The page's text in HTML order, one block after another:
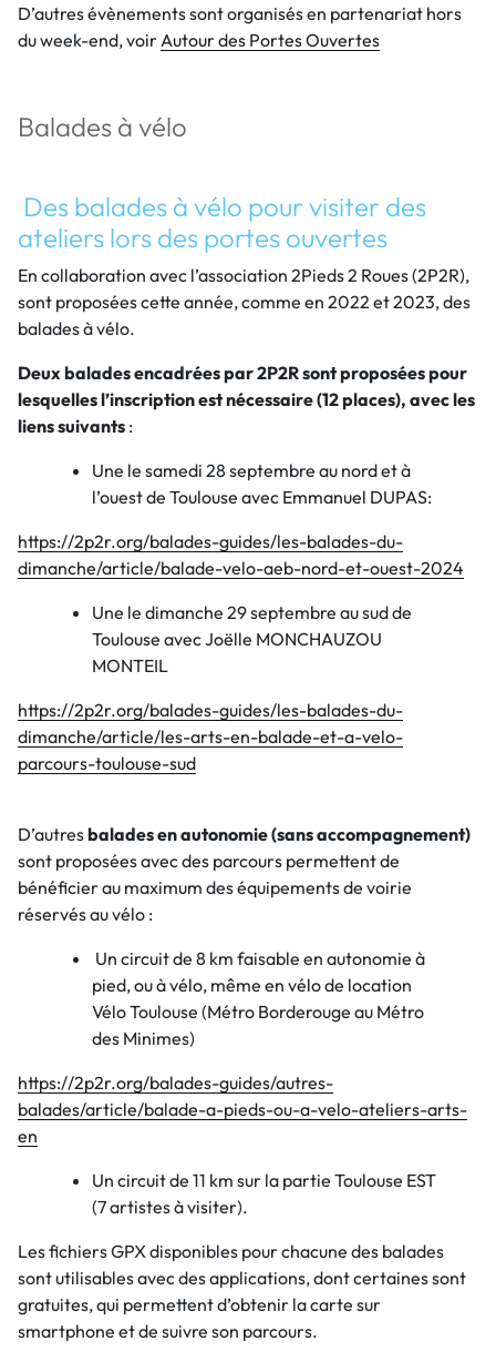
D’autres évènements sont organisés en partenariat hors
du week-end, voir Autour des Portes Ouvertes
Balades à vélo
Des balades à vélo pour visiter des
ateliers lors des portes ouvertes
En collaboration avec l’association 2Pieds 2 Roues (2P2R),
sont proposées cette année, comme en 2022 et 2023, des
balades à vélo.
Deux balades encadrées par 2P2R sont proposées pour
lesquelles l’inscription est nécessaire (12 places), avec les
liens suivants :
Une le samedi 28 septembre au nord et à
l’ouest de Toulouse avec Emmanuel DUPAS:
https://2p2r.org/balades-guides/les-balades-du-
dimanche/article/balade-velo-aeb-nord-et-ouest-2024
Une le dimanche 29 septembre au sud de
Toulouse avec Joëlle MONCHAUZOU
MONTEIL
https://2p2r.org/balades-guides/les-balades-du-
dimanche/article/les-arts-en-balade-et-a-velo-
parcours-toulouse-sud
D’autresbalades en autonomie (sans accompagnement)
sont proposées avec des parcours permettent de
bénéficier au maximum des équipements de voirie
réservés au vélo :
Un circuit de 8 km faisable en autonomie à
pied, ou à vélo, même en vélo de location
Vélo Toulouse (Métro Borderouge au Métro
des Minimes)
https://2p2r.org/balades-guides/autres-
balades/article/balade-a-pieds-ou-a-velo-ateliers-arts-
en
Un circuit de 11 km sur la partie Toulouse EST
(7 artistes à visiter).
Les fichiers GPX disponibles pour chacune des balades
sont utilisables avec des applications, dont certaines sont
gratuites, qui permettent d’obtenir la carte sur
smartphone et de suivre son parcours.